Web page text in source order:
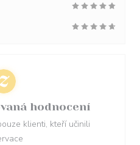
hodnocení
klienti, kteří učinili